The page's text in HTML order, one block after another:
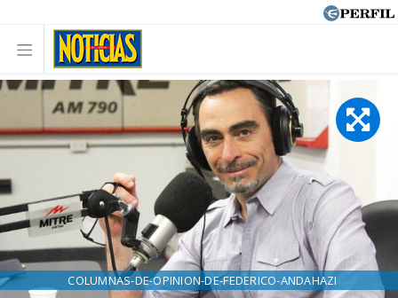
COLUMNAS-DE-OPINION-DE-FEDERICO-ANDAHAZI